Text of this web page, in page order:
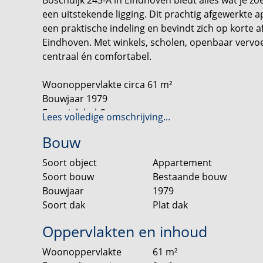
een uitstekende ligging. Dit prachtig afgewerkte
een praktische indeling en bevindt zich op korte
Eindhoven. Met winkels, scholen, openbaar
centraal én comfortabel.
Woonoppervlakte circa 61 m²
Bouwjaar 1979
Energielabel C
Twee slaapkamers
Bij binnenkomst word je verwelkomd in een
appartement beschikt over twee slaapkamers,
ruimte voor een groot bed en een ruime
thuiswerkplek, hobbyruimte of logeerkamer.
De moderne badkamer is strak afgewerkt en
inloopdouche. Daarnaast beschikt het
Lees volledige omschrijving...
Bouw
Soort object
Appartement
Soort bouw
Bestaande bouw
Bouwjaar
1979
Soort dak
Plat dak
Oppervlakten en inhoud
Woonoppervlakte 61 m²